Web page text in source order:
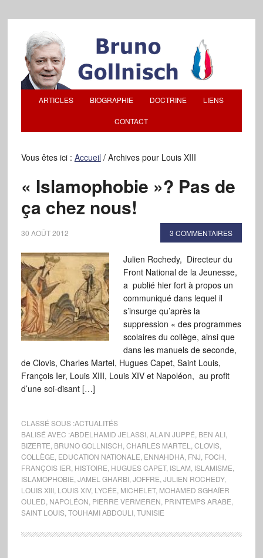
ARTICLES BIOGRAPHIE DOCTRINE LIENS
CONTACT
Vous êtes ici : Accueil /Archives pour Louis XIII
« Islamophobie »? Pas de
ça chez nous!
30 AOÛT 2012 3 COMMENTAIRES
Julien Rochedy, Directeur du
Front National de la Jeunesse,
a publié hier fort à propos un
communiqué dans lequel il
s’insurge qu’après la
suppression « des programmes
scolaires du collège, ainsi que
dans les manuels de seconde,
de Clovis, Charles Martel, Hugues Capet, Saint Louis,
François Ier, Louis XIII, Louis XIV et Napoléon, au profit
d’une soi-disant […]
CLASSÉ SOUS :ACTUALITÉS
BALISÉ AVEC :ABDELHAMID JELASSI, ALAIN JUPPÉ BEN ALI,
BIZERTE BRUNO GOLLNISCH CHARLES MARTEL CLOVIS,
COLLÈGE EDUCATION NATIONALE ENNAHDHA, FNJ FOCH
FRANÇOIS IER HISTOIRE HUGUES CAPET, ISLAM ISLAMISME
ISLAMOPHOBIE JAMEL GHARBI, JOFFRE JULIEN ROCHEDY,
LOUIS XIII, LOUIS XIV, LYCÉE MICHELET, MOHAMED SGHAÏER
OULED NAPOLÉON PIERRE VERMEREN PRINTEMPS ARABE
SAINT LOUIS, TOUHAMI ABDOULI, TUNISIE